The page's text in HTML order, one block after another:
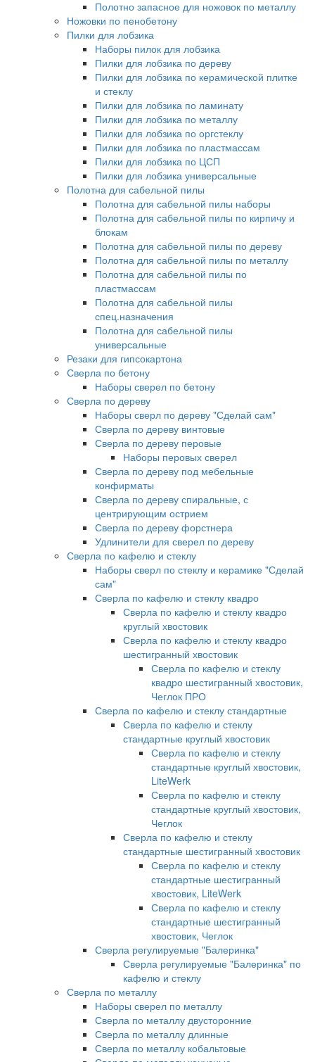
Полотно запасное для ножовок по металлу
Ножовки по пенобетону
Пилки для лобзика
Наборы пилок для лобзика
Пилки для лобзика по дереву
Пилки для лобзика по керамической плитке
и стеклу
Пилки для лобзика по ламинату
Пилки для лобзика по металлу
Пилки для лобзика по оргстеклу
Пилки для лобзика по пластмассам
Пилки для лобзика по ЦСП
Пилки для лобзика универсальные
Полотна для сабельной пилы
Полотна для сабельной пилы наборы
Полотна для сабельной пилы по кирпичу и
блокам
Полотна для сабельной пилы по дереву
Полотна для сабельной пилы по металлу
Полотна для сабельной пилы по
пластмассам
Полотна для сабельной пилы
спец.назначения
Полотна для сабельной пилы
универсальные
Резаки для гипсокартона
Сверла по бетону
Наборы сверел по бетону
Сверла по дереву
Наборы сверл по дереву "Сделай сам"
Сверла по дереву винтовые
Сверла по дереву перовые
Наборы перовых сверел
Сверла по дереву под мебельные
конфирматы
Сверла по дереву спиральные, с
центрирующим острием
Сверла по дереву форстнера
Удлинители для сверел по дереву
Сверла по кафелю и стеклу
Наборы сверл по стеклу и керамике "Сделай
сам"
Сверла по кафелю и стеклу квадро
Сверла по кафелю и стеклу квадро
круглый хвостовик
Сверла по кафелю и стеклу квадро
шестигранный хвостовик
Сверла по кафелю и стеклу
квадро шестигранный хвостовик,
Чеглок ПРО
Сверла по кафелю и стеклу стандартные
Сверла по кафелю и стеклу
стандартные круглый хвостовик
Сверла по кафелю и стеклу
стандартные круглый хвостовик,
LiteWerk
Сверла по кафелю и стеклу
стандартные круглый хвостовик,
Чеглок
Сверла по кафелю и стеклу
стандартные шестигранный хвостовик
Сверла по кафелю и стеклу
стандартные шестигранный
хвостовик, LiteWerk
Сверла по кафелю и стеклу
стандартные шестигранный
хвостовик, Чеглок
Сверла регулируемые "Балеринка"
Сверла регулируемые "Балеринка" по
кафелю и стеклу
Сверла по металлу
Наборы сверел по металлу
Сверла по металлу двусторонние
Сверла по металлу длинные
Сверла по металлу кобальтовые